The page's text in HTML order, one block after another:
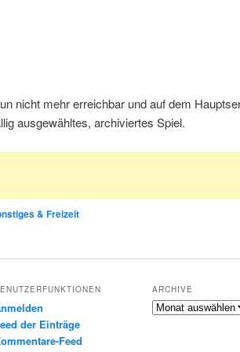
nicht mehr erreichbar und auf dem
ausgewähltes, archiviertes Spiel.
& Freizeit
der Einträge
Feed
ARCHIVE
Archive